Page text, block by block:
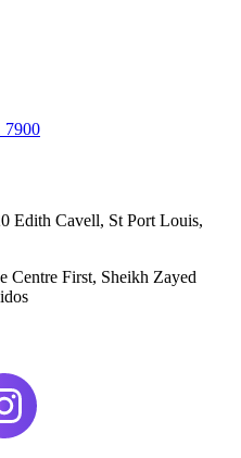
7900
Edith Cavell, St Port Louis,
Centre First, Sheikh Zayed